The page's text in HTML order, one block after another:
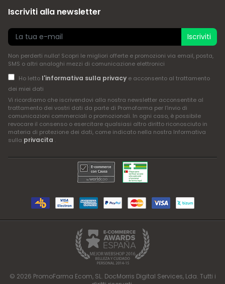
Iscriviti alla newsletter
Iscriviti
Non perderti nulla! Scopri le migliori offerte e promozioni via email, posta,
SMS o altri analoghi mezzi di comunicazione elettronici
Ho letto l'informativa sulla privacye acconsento al trattamento
dei miei dati
Vi ricordiamo che iscrivendovi alla nostra newsletter acconsentite al
trattamento dei vostri dati da parte di Promofarma per l'invio di
comunicazioni commerciali o promozionali. In ogni caso, è possibile
revocare il consenso o esercitare qualsiasi altro diritto riconosciuto in
materia di protezione dei dati, come indicato nella nostra Informativa
sulla privacita .
© 2026 PromoFarma Ecom, SL. DocMorris Digital Services, Lda. Tutti i